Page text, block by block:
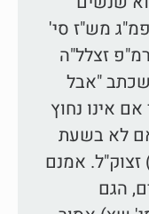
מש"ז סי'
זצלל"ה
"אבל
אינו נחוץ
לא בשעת
זצוק"ל. אמנם
הגם